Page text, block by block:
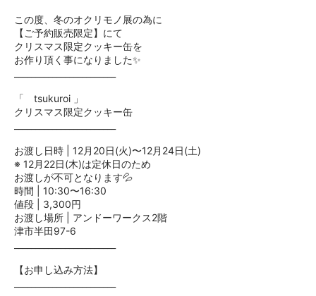
この度、冬のオクリモノ展の為に
【ご予約販売限定】にて
クリスマス限定クッキー缶を
お作り頂く事になりました✨
「 tsukuroi 」
クリスマス限定クッキー缶
お渡し日時 | 12月20日(火)〜12月24日(土)
※ 12月22日(木)は定休日のため
お渡しが不可となります💦
時間 | 10:30〜16:30
値段 | 3,300円
お渡し場所 | アンドーワークス2階
津市半田97-6
【お申し込み方法】